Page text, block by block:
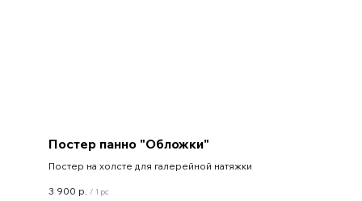
Постер панно "Обложки"
Постер на холсте для галерейной натяжки
3 900 р. / 1 pc